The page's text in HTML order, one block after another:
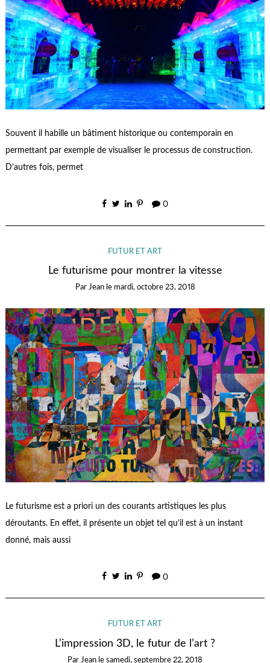
Souvent il habille un bâtiment historique ou contemporain en
permettant par exemple de visualiser le processus de construction.
D’autres fois, permet
0
FUTUR ET ART
Le futurisme pour montrer la vitesse
Par Jean le mardi, octobre 23, 2018
Le futurisme est a priori un des courants artistiques les plus
déroutants. En effet, il présente un objet tel qu’il est à un instant
donné, mais aussi
0
FUTUR ET ART
L’impression 3D, le futur de l’art ?
Par Jean le samedi, septembre 22, 2018